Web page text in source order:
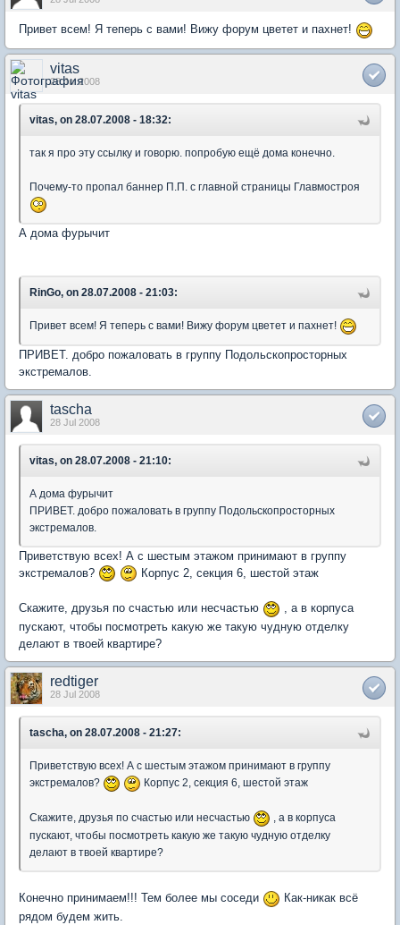
Привет всем! Я теперь с вами! Вижу форум цветет и пахнет!
vitas
28 Jul 2008
vitas, on 28.07.2008 - 18:32:
так я про эту ссылку и говорю. попробую ещё дома конечно.
Почему-то пропал баннер П.П. с главной страницы Главмостроя
А дома фурычит
RinGo, on 28.07.2008 - 21:03:
Привет всем! Я теперь с вами! Вижу форум цветет и пахнет!
ПРИВЕТ. добро пожаловать в группу Подольскопросторных
экстремалов.
tascha
28 Jul 2008
vitas, on 28.07.2008 - 21:10:
А дома фурычит
ПРИВЕТ. добро пожаловать в группу Подольскопросторных
экстремалов.
Приветствую всех! А с шестым этажом принимают в группу
экстремалов?
Корпус 2, секция 6, шестой этаж
Скажите, друзья по счастью или несчастью
, а в корпуса
пускают, чтобы посмотреть какую же такую чудную отделку
делают в твоей квартире?
redtiger
28 Jul 2008
tascha, on 28.07.2008 - 21:27:
Приветствую всех! А с шестым этажом принимают в группу
экстремалов?
Корпус 2, секция 6, шестой этаж
Скажите, друзья по счастью или несчастью
, а в корпуса
пускают, чтобы посмотреть какую же такую чудную отделку
делают в твоей квартире?
Конечно принимаем!!! Тем более мы соседи
Как-никак всё
рядом будем жить.